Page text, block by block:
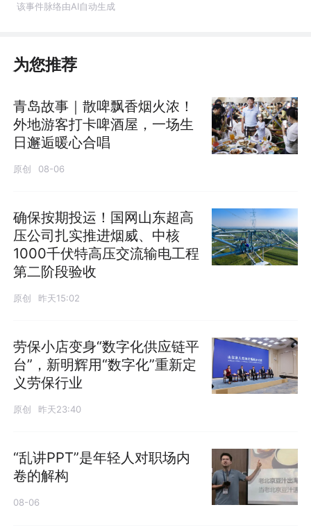
该事件脉络由AI自动生成
为您推荐
青岛故事｜散啤飘香烟火浓！
外地游客打卡啤酒屋，一场生
日邂逅暖心合唱
原创 08-06
确保按期投运！国网山东超高
压公司扎实推进烟威、中核
1000千伏特高压交流输电工程
第二阶段验收
原创 昨天15:02
劳保小店变身“数字化供应链平
台”，新明辉用“数字化”重新定
义劳保行业
原创 昨天23:40
“乱讲PPT”是年轻人对职场内
卷的解构
08-06